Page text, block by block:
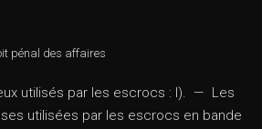
pénal des affaires
utilisés par les escrocs : I). — Les
utilisées par les escrocs en bande